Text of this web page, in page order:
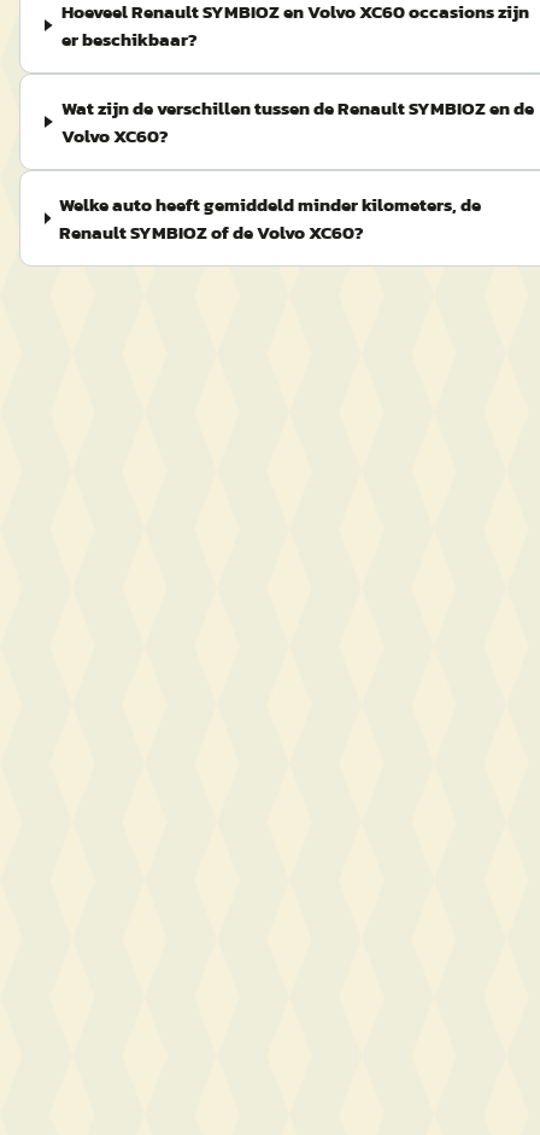
Hoeveel Renault SYMBIOZ en Volvo XC60 occasions zijn
er beschikbaar?
Wat zijn de verschillen tussen de Renault SYMBIOZ en de
Volvo XC60?
Welke auto heeft gemiddeld minder kilometers, de
Renault SYMBIOZ of de Volvo XC60?